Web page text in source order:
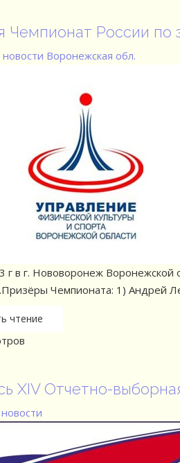
Чемпионат России по
Воронежская обл.
г в г. Нововоронеж
Чемпионата: 1) Андрей
чтение
XIV Отчетно-